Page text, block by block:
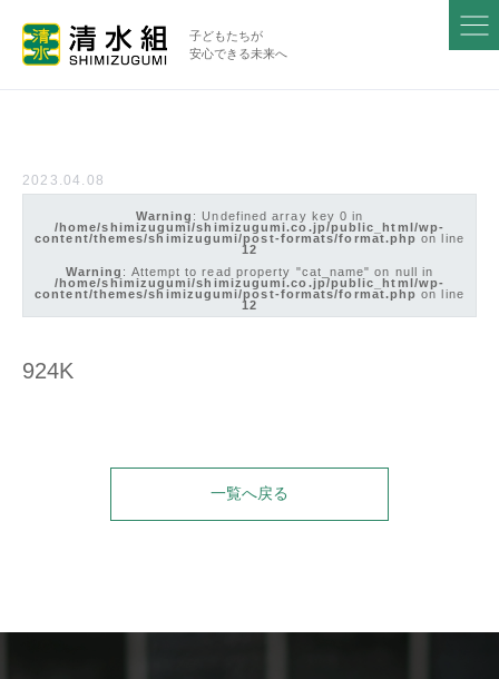
子どもたちが
安心できる未来へ
2023.04.08
Warning : Undefined array key 0 in
/home/shimizugumi/shimizugumi.co.jp/public_html/wp-
content/themes/shimizugumi/post-formats/format.php on line
12
Warning : Attempt to read property "cat_name" on null in
/home/shimizugumi/shimizugumi.co.jp/public_html/wp-
content/themes/shimizugumi/post-formats/format.php on line
12
924K
一覧へ戻る